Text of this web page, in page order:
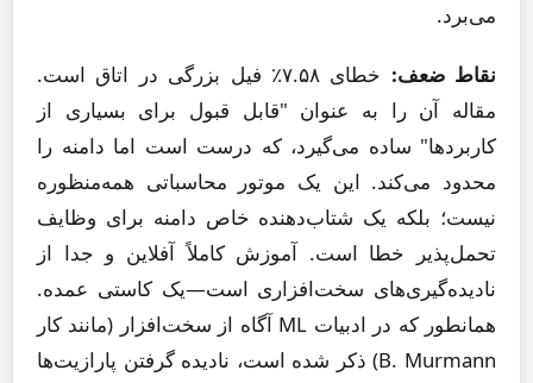
می‌برد.
نقاط ضعف:
خطای ۷.۵۸٪ فیل بزرگی در اتاق است.
مقاله آن را به عنوان "قابل قبول برای بسیاری از
کاربردها" ساده می‌گیرد، که درست است اما دامنه را
محدود می‌کند. این یک موتور محاسباتی همه‌منظوره
نیست؛ بلکه یک شتاب‌دهنده خاص دامنه برای وظایف
تحمل‌پذیر خطا است. آموزش کاملاً آفلاین و جدا از
نادیده‌گیری‌های سخت‌افزاری است—یک کاستی عمده.
همانطور که در ادبیات ML آگاه از سخت‌افزار (مانند کار
B. Murmann) ذکر شده است، نادیده گرفتن پارازیت‌ها